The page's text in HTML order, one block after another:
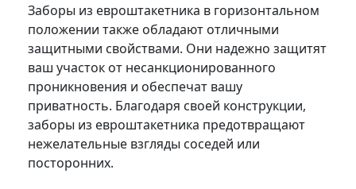
Заборы из евроштакетника в горизонтальном
положении также обладают отличными
защитными свойствами. Они надежно защитят
ваш участок от несанкционированного
проникновения и обеспечат вашу
приватность. Благодаря своей конструкции,
заборы из евроштакетника предотвращают
нежелательные взгляды соседей или
посторонних.